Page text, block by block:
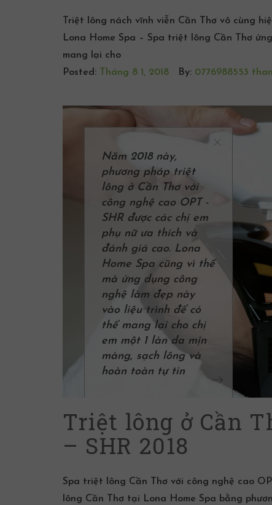
Triệt lông nách vĩnh viễn Cần Thơ vô cùng
Lona Home Spa – Spa triệt lông Cần Thơ
mang lại cho
Posted: Tháng 8 1, 2018 By: 0776988553
Năm 2018 này,
phương pháp triệt
lông ở Cần Thơ với
công nghệ cao OPT -
SHR được các chị em
phụ nữ ưa thích và
đánh giá cao. Lona
Home Spa cũng vì thế
mà ứng dụng công
nghệ làm đẹp này
vào liệu trình để có
thể mang lại cho chị
em một 1 làn da mịn
màng, sạch lông và
hoàn toàn tự tin
Triệt lông ở Cần
– SHR 2018
Spa triệt lông Cần Thơ với công nghệ cao
lông Cần Thơ tại Lona Home Spa bằng